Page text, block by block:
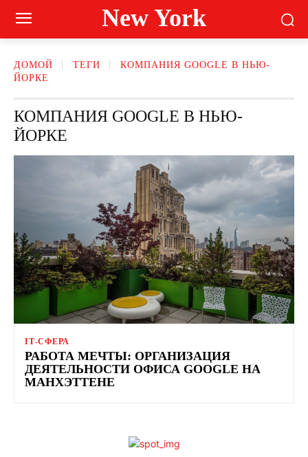
New York
ДОМОЙ ТЕГИ
КОМПАНИЯ GOOGLE В НЬЮ-
ЙОРКЕ
КОМПАНИЯ GOOGLE В НЬЮ-
ЙОРКЕ
ІТ-СФЕРА
РАБОТА МЕЧТЫ: ОРГАНИЗАЦИЯ
ДЕЯТЕЛЬНОСТИ ОФИСА GOOGLE НА
МАНХЭТТЕНЕ